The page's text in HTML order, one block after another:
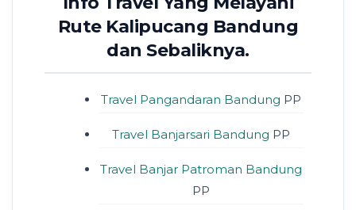
Rute Kalipucang Bandung
dan Sebaliknya.
Travel Pangandaran Bandung PP
Travel Banjarsari Bandung PP
Travel Banjar Patroman Bandung
PP